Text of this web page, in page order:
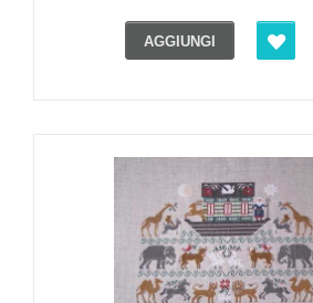
AGGIUNGI